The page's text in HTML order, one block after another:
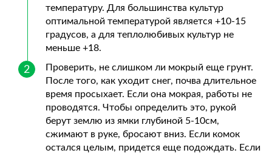
температуру. Для большинства культур
оптимальной температурой является +10-15
градусов, а для теплолюбивых культур не
меньше +18.
Проверить, не слишком ли мокрый еще грунт.
После того, как уходит снег, почва длительное
время просыхает. Если она мокрая, работы не
проводятся. Чтобы определить это, рукой
берут землю из ямки глубиной 5-10см,
сжимают в руке, бросают вниз. Если комок
остался целым, придется еще подождать. Если